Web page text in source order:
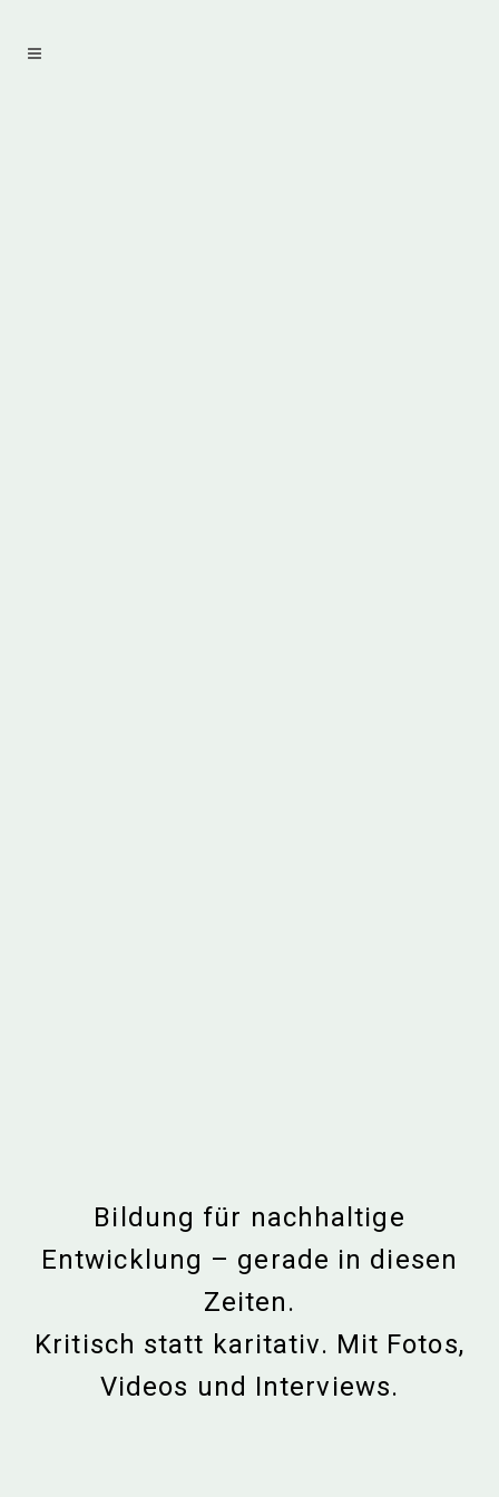
Bildung für nachhaltige
Entwicklung – gerade in diesen
Zeiten.
Kritisch statt karitativ. Mit Fotos,
Videos und Interviews.